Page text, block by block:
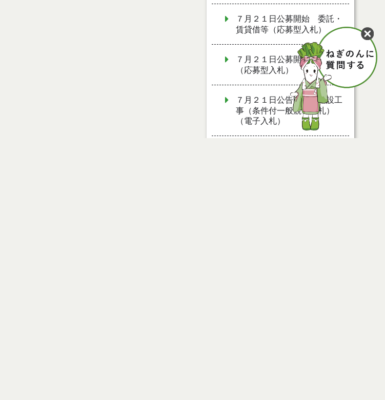
７月２１日公募開始 委託・
賃貸借等（応募型入札）
７月２１日公募開始 物品
（応募型入札）
７月２１日公告開始 建設工
事（条件付一般競争入札）
（電子入札）